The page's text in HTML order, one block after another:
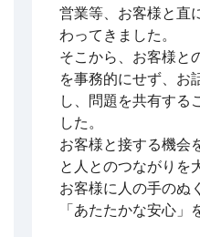
営業等、お客様と直
わってきました。
そこから、お客様と
を事務的にせず、お
し、問題を共有する
した。
お客様と接する機会
と人とのつながりを
お客様に人の手のぬ
「あたたかな安心」